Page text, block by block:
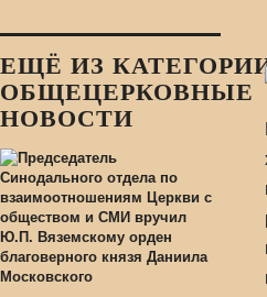
ЕЩЁ ИЗ
ОБЩЕЦЕРКОВНЫЕ
НОВОСТИ